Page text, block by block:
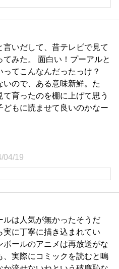
言いだして、昔テレビで見て
てみた。 面白い！プーアルと
てこんなんだったっけ？
いので、ある意味新鮮。た
て育ったのを棚に上げて思う
どもに読ませて良いのかなー
04/19
ルは人気が無かったそうだ
実に丁寧に描き込まれてい
ボールのアニメは再放送がな
、実際にコミックを読むと嗚